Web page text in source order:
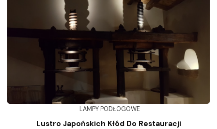
LAMPY PODŁOGOWE
Lustro Japońskich Kłód Do Restauracji